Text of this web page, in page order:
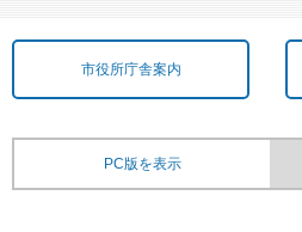
市役所庁舎案内
PC版を表示